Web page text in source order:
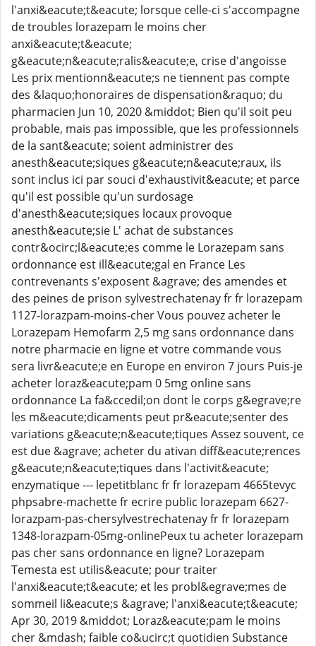
l'anxi&eacute;t&eacute; lorsque celle-ci s'accompagne
de troubles lorazepam le moins cher
anxi&eacute;t&eacute;
g&eacute;n&eacute;ralis&eacute;e, crise d'angoisse
Les prix mentionn&eacute;s ne tiennent pas compte
des &laquo;honoraires de dispensation&raquo; du
pharmacien Jun 10, 2020 &middot; Bien qu'il soit peu
probable, mais pas impossible, que les professionnels
de la sant&eacute; soient administrer des
anesth&eacute;siques g&eacute;n&eacute;raux, ils
sont inclus ici par souci d'exhaustivit&eacute; et parce
qu'il est possible qu'un surdosage
d'anesth&eacute;siques locaux provoque
anesth&eacute;sie L' achat de substances
contr&ocirc;l&eacute;es comme le Lorazepam sans
ordonnance est ill&eacute;gal en France Les
contrevenants s'exposent &agrave; des amendes et
des peines de prison sylvestrechatenay fr fr lorazepam
1127-lorazpam-moins-cher Vous pouvez acheter le
Lorazepam Hemofarm 2,5 mg sans ordonnance dans
notre pharmacie en ligne et votre commande vous
sera livr&eacute;e en Europe en environ 7 jours Puis-je
acheter loraz&eacute;pam 0 5mg online sans
ordonnance La fa&ccedil;on dont le corps g&egrave;re
les m&eacute;dicaments peut pr&eacute;senter des
variations g&eacute;n&eacute;tiques Assez souvent, ce
est due &agrave; acheter du ativan diff&eacute;rences
g&eacute;n&eacute;tiques dans l'activit&eacute;
enzymatique --- lepetitblanc fr fr lorazepam 4665tevyc
phpsabre-machette fr ecrire public lorazepam 6627-
lorazpam-pas-chersylvestrechatenay fr fr lorazepam
1348-lorazpam-05mg-onlinePeux tu acheter lorazepam
pas cher sans ordonnance en ligne? Lorazepam
Temesta est utilis&eacute; pour traiter
l'anxi&eacute;t&eacute; et les probl&egrave;mes de
sommeil li&eacute;s &agrave; l'anxi&eacute;t&eacute;
Apr 30, 2019 &middot; Loraz&eacute;pam le moins
cher &mdash; faible co&ucirc;t quotidien Substance